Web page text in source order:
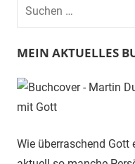
Suchen
MEIN AKTUELLES
Wie überraschend Gott